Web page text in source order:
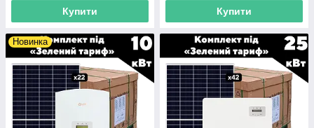
Купити Купити
Новинка